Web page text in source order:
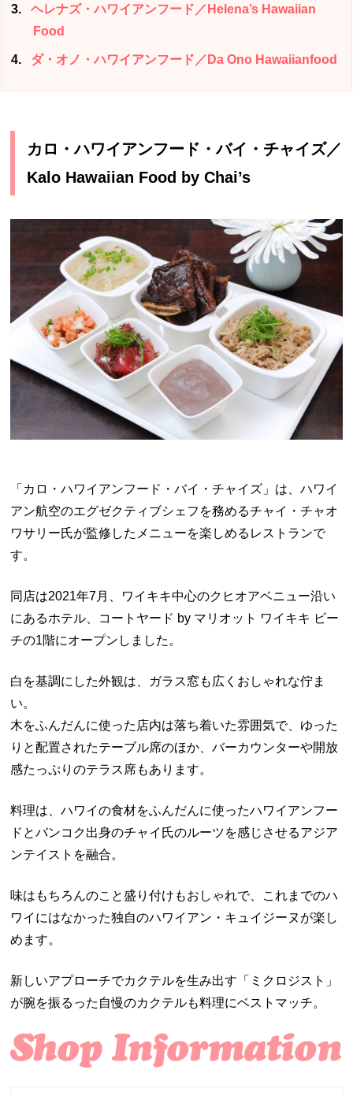
3
ヘレナズ・ハワイアンフード／Helena’s Hawaiian
Food
4 ダ・オノ・ハワイアンフード／Da Ono Hawaiianfood
カロ・ハワイアンフード・バイ・チャイズ／
Kalo Hawaiian Food by Chai’s
「カロ・ハワイアンフード・バイ・チャイズ」は、ハワイ
アン航空のエグゼクティブシェフを務めるチャイ・チャオ
ワサリー氏が監修したメニューを楽しめるレストランで
す。
同店は2021年7月、ワイキキ中心のクヒオアベニュー沿い
にあるホテル、コートヤード by マリオット ワイキキ ビー
チの1階にオープンしました。
白を基調にした外観は、ガラス窓も広くおしゃれな佇ま
い。
木をふんだんに使った店内は落ち着いた雰囲気で、ゆった
りと配置されたテーブル席のほか、バーカウンターや開放
感たっぷりのテラス席もあります。
料理は、ハワイの食材をふんだんに使ったハワイアンフー
ドとバンコク出身のチャイ氏のルーツを感じさせるアジア
ンテイストを融合。
味はもちろんのこと盛り付けもおしゃれで、これまでのハ
ワイにはなかった独自のハワイアン・キュイジーヌが楽し
めます。
新しいアプローチでカクテルを生み出す「ミクロジスト」
が腕を振るった自慢のカクテルも料理にベストマッチ。